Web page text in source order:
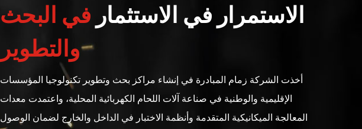
الاستمرار في الاستثمار في البحث
والتطوير
أخذت الشركة زمام المبادرة في إنشاء مراكز بحث وتطوير تكنولوجيا المؤسسات
الإقليمية والوطنية في صناعة آلات اللحام الكهربائية المحلية، واعتمدت معدات
المعالجة الميكانيكية المتقدمة وأنظمة الاختبار في الداخل والخارج لضمان الوصول